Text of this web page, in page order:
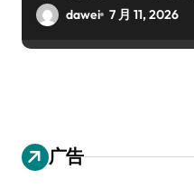
dawei 7 月 11, 2026
广告